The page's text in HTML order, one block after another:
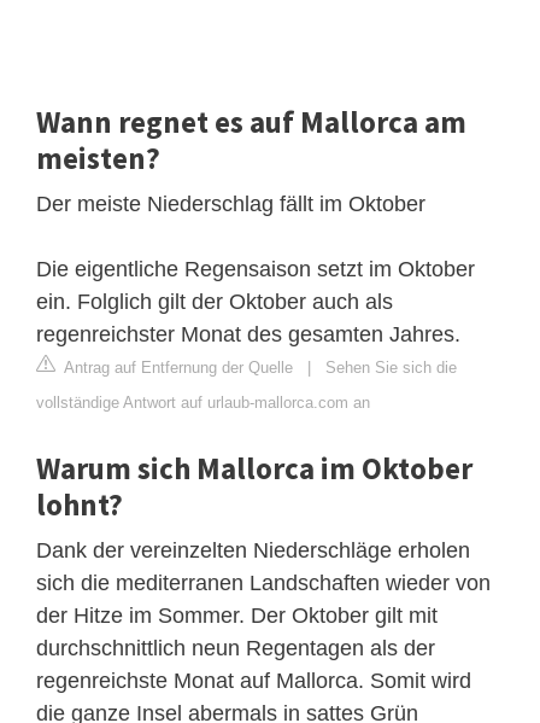
Wann regnet es auf Mallorca am
meisten?
Der meiste Niederschlag fällt im Oktober
Die eigentliche Regensaison setzt im Oktober
ein. Folglich gilt der Oktober auch als
regenreichster Monat des gesamten Jahres.
Antrag auf Entfernung der Quelle | Sehen Sie sich die
vollständige Antwort auf urlaub-mallorca.com an
Warum sich Mallorca im Oktober
lohnt?
Dank der vereinzelten Niederschläge erholen
sich die mediterranen Landschaften wieder von
der Hitze im Sommer. Der Oktober gilt mit
durchschnittlich neun Regentagen als der
regenreichste Monat auf Mallorca. Somit wird
die ganze Insel abermals in sattes Grün